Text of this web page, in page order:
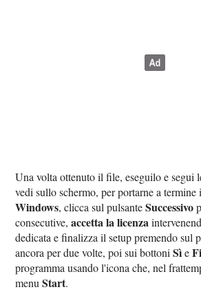
Una volta ottenuto il file, eseguilo e segui
vedi sullo schermo, per portarne a
Windows, clicca sul pulsanteSuccessivo
consecutive,accetta la licenza
dedicata e finalizza il setup premendo sul
ancora per due volte, poi sui bottoniSìe
programma usando l'icona che, nel
menuStart.